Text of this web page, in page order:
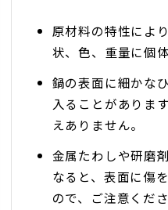
原材料の特性によ
状、色、重量に個
鍋の表面に細かな
入ることがありま
えありません。
金属たわしや研磨
なると、表面に傷
ので、ご注意くださ